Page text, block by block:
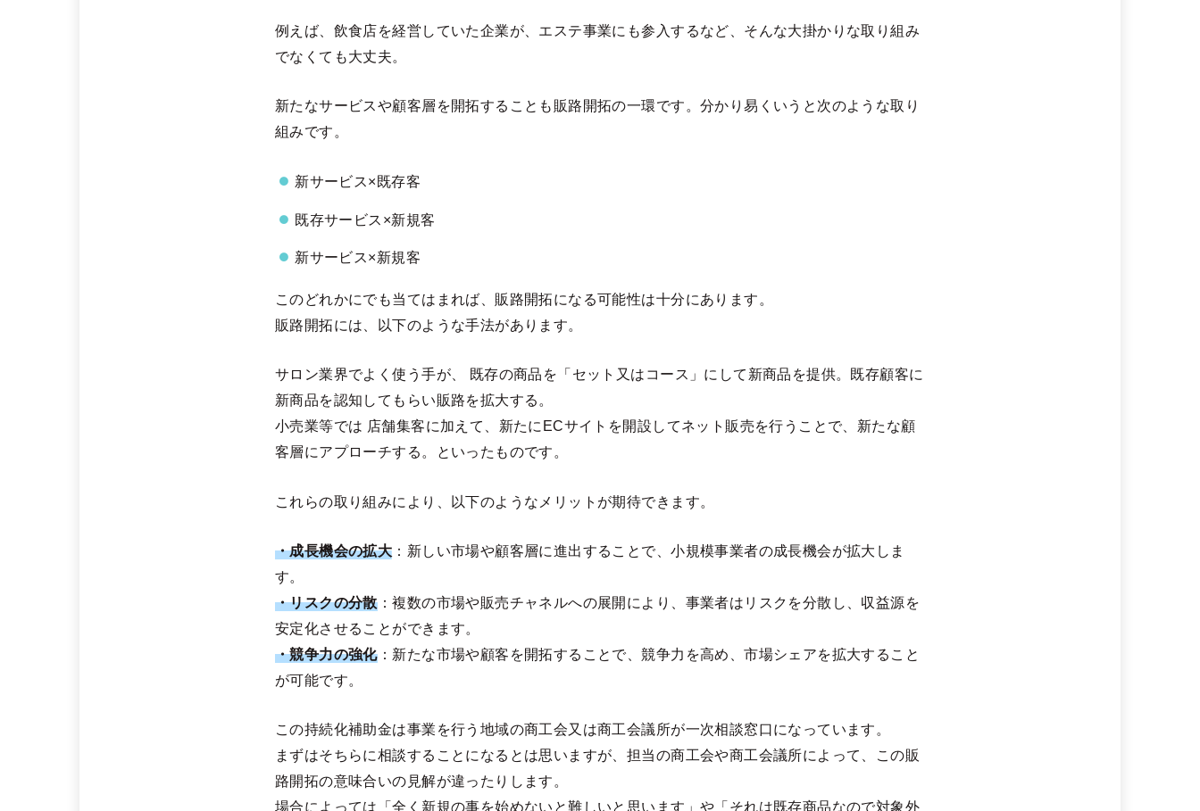
例えば、飲食店を経営していた企業が、エステ事業にも参入するなど、そんな大掛かりな取り組み
でなくても大丈夫。
新たなサービスや顧客層を開拓することも販路開拓の一環です。分かり易くいうと次のような取り
組みです。
新サービス×既存客
既存サービス×新規客
新サービス×新規客
このどれかにでも当てはまれば、販路開拓になる可能性は十分にあります。
販路開拓には、以下のような手法があります。
サロン業界でよく使う手が、 既存の商品を「セット又はコース」にして新商品を提供。既存顧客に
新商品を認知してもらい販路を拡大する。
小売業等では 店舗集客に加えて、新たにECサイトを開設してネット販売を行うことで、新たな顧
客層にアプローチする。といったものです。
これらの取り組みにより、以下のようなメリットが期待できます。
・成長機会の拡大 ：新しい市場や顧客層に進出することで、小規模事業者の成長機会が拡大しま
す。
・リスクの分散：複数の市場や販売チャネルへの展開により、事業者はリスクを分散し、収益源を
安定化させることができます。
・競争力の強化：新たな市場や顧客を開拓することで、競争力を高め、市場シェアを拡大すること
が可能です。
この持続化補助金は事業を行う地域の商工会又は商工会議所が一次相談窓口になっています。
まずはそちらに相談することになるとは思いますが、担当の商工会や商工会議所によって、この販
路開拓の意味合いの見解が違ったりします。
場合によっては「全く新規の事を始めないと難しいと思います」や「それは既存商品なので対象外